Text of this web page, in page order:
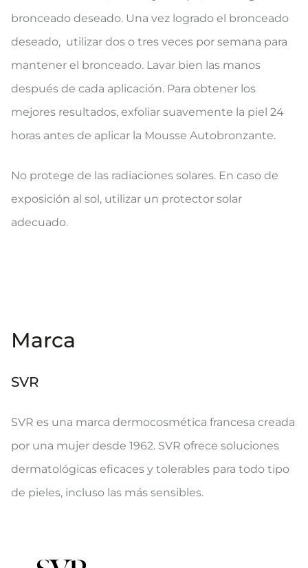
bronceado deseado. Una vez logrado el bronceado
deseado, utilizar dos o tres veces por semana para
mantener el bronceado. Lavar bien las manos
después de cada aplicación. Para obtener los
mejores resultados, exfoliar suavemente la piel 24
horas antes de aplicar la Mousse Autobronzante.
No protege de las radiaciones solares. En caso de
exposición al sol, utilizar un protector solar
adecuado.
Marca
SVR
SVR es una marca dermocosmética francesa creada
por una mujer desde 1962. SVR ofrece soluciones
dermatológicas eficaces y tolerables para todo tipo
de pieles, incluso las más sensibles.